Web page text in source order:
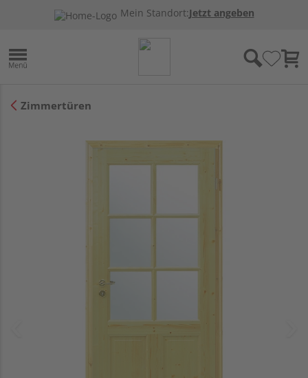
Mein Standort:Jetzt angeben
Zimmertüren